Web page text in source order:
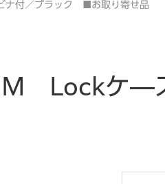
ナ付／ブラック ■お取り寄せ品
Lockケ―ス